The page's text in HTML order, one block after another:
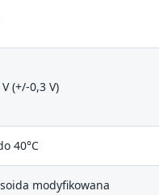
(+/-0,3 V)
40°C
modyfikowana